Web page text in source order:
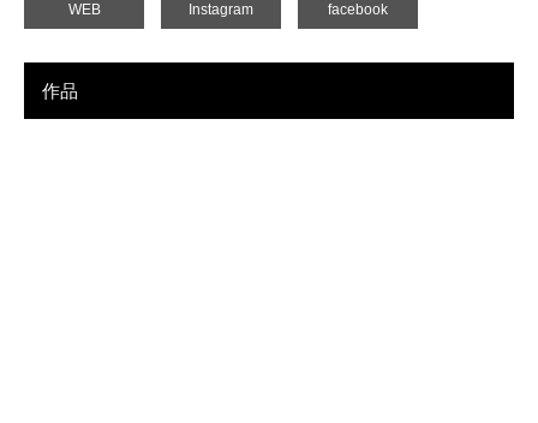
WEB Instagram facebook
作品